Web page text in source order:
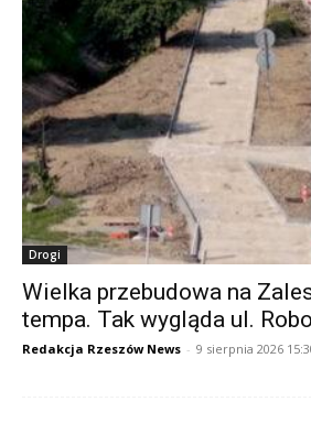
Drogi
Wielka przebudowa na
tempa. Tak wygląda ul.
Redakcja Rzeszów News - 9 sierpnia 2026